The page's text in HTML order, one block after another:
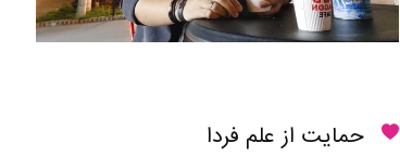
حمایت از علم فردا